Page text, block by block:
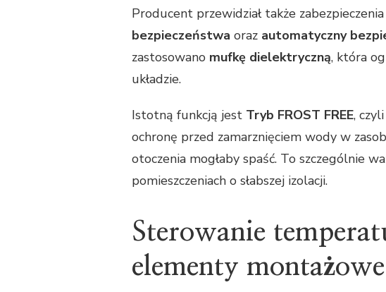
Producent przewidział także
bezpieczeństwa oraz automatyczny
zastosowano mufkę dielektryczną, która
układzie.
Istotną funkcją jest Tryb FROST FREE,
ochronę przed zamarznięciem wody w
otoczenia mogłaby spaść. To szczególnie
pomieszczeniach o słabszej izolacji.
Sterowanie
elementy montażowe